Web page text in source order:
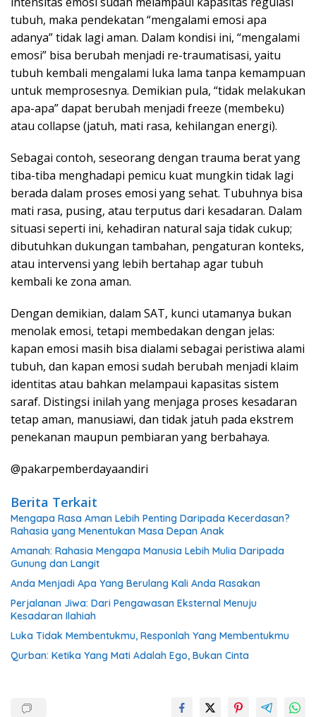
tubuh, maka pendekatan “mengalami emosi apa
adanya” tidak lagi aman. Dalam kondisi ini, “mengalami
emosi” bisa berubah menjadi re-traumatisasi, yaitu
tubuh kembali mengalami luka lama tanpa kemampuan
untuk memprosesnya. Demikian pula, “tidak melakukan
apa-apa” dapat berubah menjadi freeze (membeku)
atau collapse (jatuh, mati rasa, kehilangan energi).
Sebagai contoh, seseorang dengan trauma berat yang
tiba-tiba menghadapi pemicu kuat mungkin tidak lagi
berada dalam proses emosi yang sehat. Tubuhnya bisa
mati rasa, pusing, atau terputus dari kesadaran. Dalam
situasi seperti ini, kehadiran natural saja tidak cukup;
dibutuhkan dukungan tambahan, pengaturan konteks,
atau intervensi yang lebih bertahap agar tubuh
kembali ke zona aman.
Dengan demikian, dalam SAT, kunci utamanya bukan
menolak emosi, tetapi membedakan dengan jelas:
kapan emosi masih bisa dialami sebagai peristiwa alami
tubuh, dan kapan emosi sudah berubah menjadi klaim
identitas atau bahkan melampaui kapasitas sistem
saraf. Distingsi inilah yang menjaga proses kesadaran
tetap aman, manusiawi, dan tidak jatuh pada ekstrem
penekanan maupun pembiaran yang berbahaya.
@pakarpemberdayaandiri
Berita Terkait
Mengapa Rasa Aman Lebih Penting Daripada Kecerdasan?
Rahasia yang Menentukan Masa Depan Anak
Amanah: Rahasia Mengapa Manusia Lebih Mulia Daripada
Gunung dan Langit
Anda Menjadi Apa Yang Berulang Kali Anda Rasakan
Perjalanan Jiwa: Dari Pengawasan Eksternal Menuju
Kesadaran Ilahiah
Luka Tidak Membentukmu, Responlah Yang Membentukmu
Qurban: Ketika Yang Mati Adalah Ego, Bukan Cinta